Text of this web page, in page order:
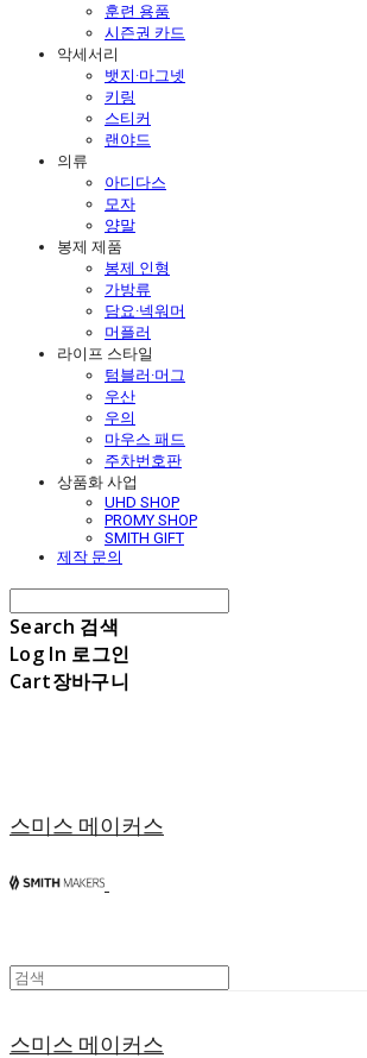
훈련 용품
시즌권 카드
악세서리
뱃지·마그넷
키링
스티커
랜야드
의류
아디다스
모자
양말
봉제 제품
봉제 인형
가방류
담요·넥워머
머플러
라이프 스타일
텀블러·머그
우산
우의
마우스 패드
주차번호판
상품화 사업
UHD SHOP
PROMY SHOP
SMITH GIFT
제작 문의
Search 검색
Log In 로그인
Cart장바구니
스미스 메이커스
스미스 메이커스